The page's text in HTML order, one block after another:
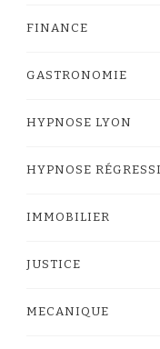
FINANCE
GASTRONOMIE
HYPNOSE LYON
HYPNOSE
IMMOBILIER
JUSTICE
MECANIQUE